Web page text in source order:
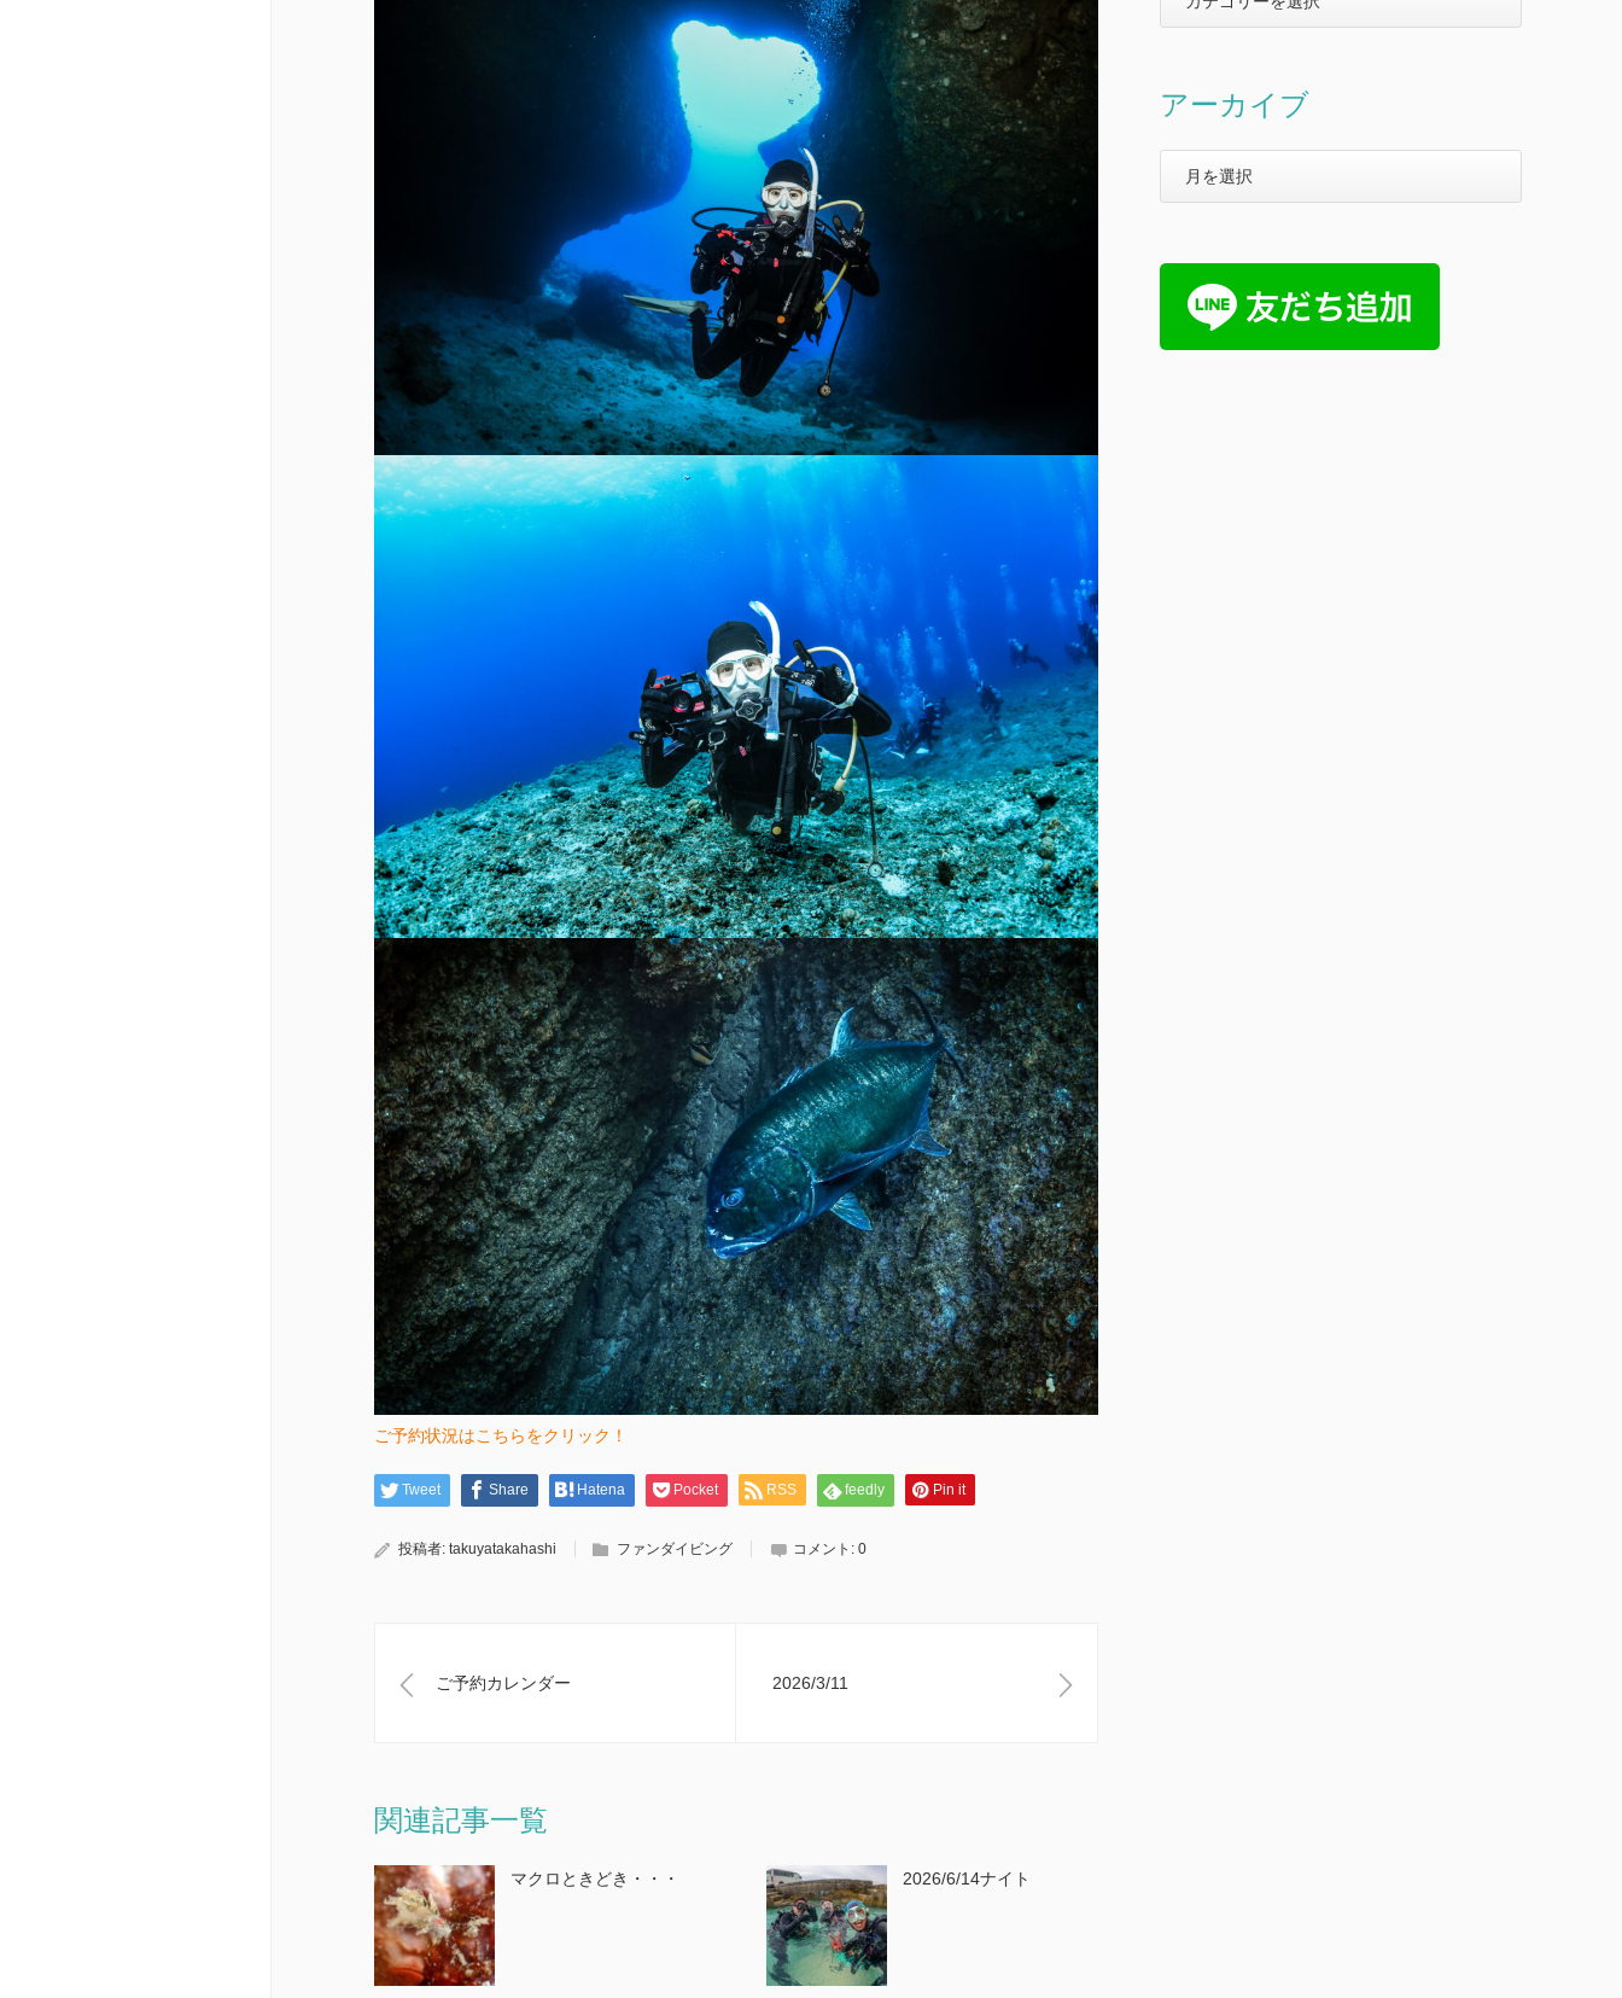
ご予約状況はこちらをクリック！
Tweet Share Hatena Pocket RSS feedly Pin it
投稿者: takuyatakahashi ファンダイビング コメント: 0
ご予約カレンダー 2026/3/11
関連記事一覧
マクロときどき・・・ 2026/6/14ナイト
アーカイブ